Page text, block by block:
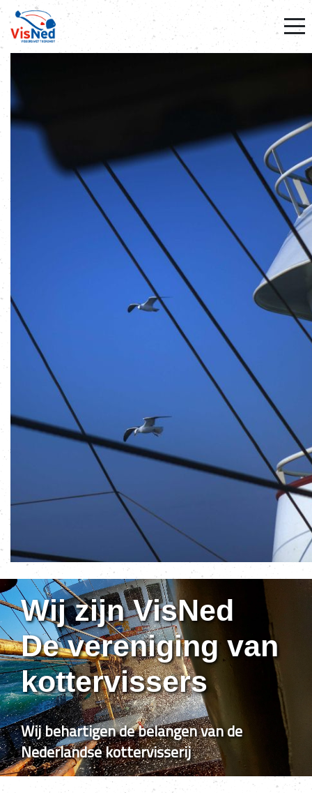
Wij zijn VisNed
De vereniging van
kottervissers
Wij behartigen de belangen van de
Nederlandse kottervisserij